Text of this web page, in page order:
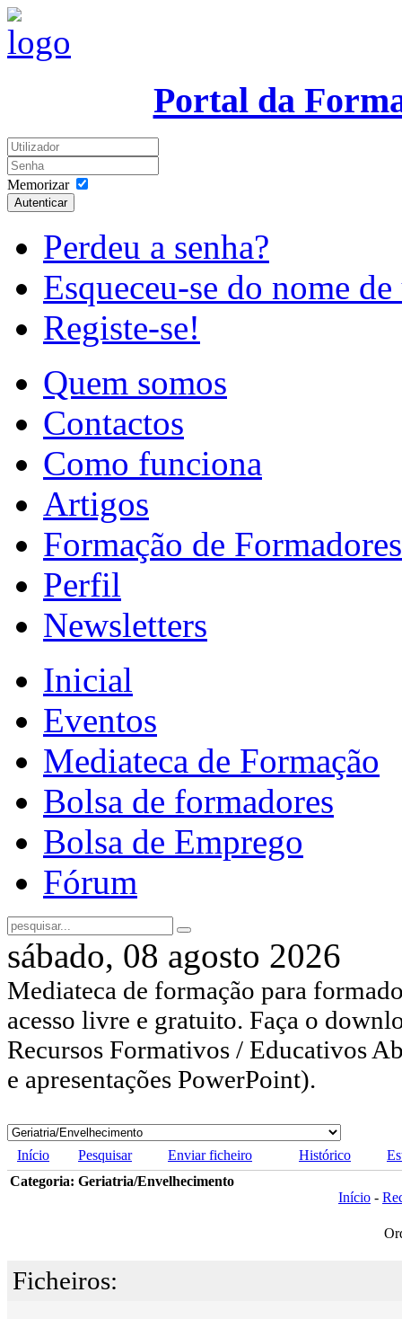
Portal da
Memorizar
Autenticar
Perdeu a senha?
Esqueceu-se do nome
Registe-se!
Quem somos
Contactos
Como funciona
Artigos
Formação de Formadores
Perfil
Newsletters
Inicial
Eventos
Mediateca de Formação
Bolsa de formadores
Bolsa de Emprego
Fórum
sábado, 08 agosto 2026
Mediateca de formação para
acesso livre e gratuito. Faça o
Recursos Formativos / Educativos
e apresentações PowerPoint).
Início Pesquisar Enviar ficheiro Histórico
Categoria: Geriatria/Envelhecimento
Início -
Ficheiros: